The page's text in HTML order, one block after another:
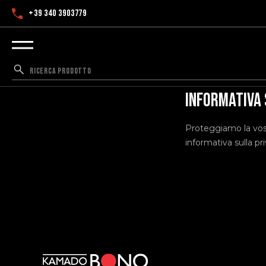
+39 340 3903779
Proteggiamo la
informativa sulla